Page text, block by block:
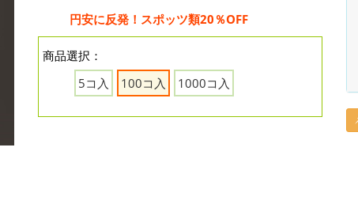
円安に反発！スポッツ類20％OFF
商品選択：
5コ入
100コ入 1000コ入